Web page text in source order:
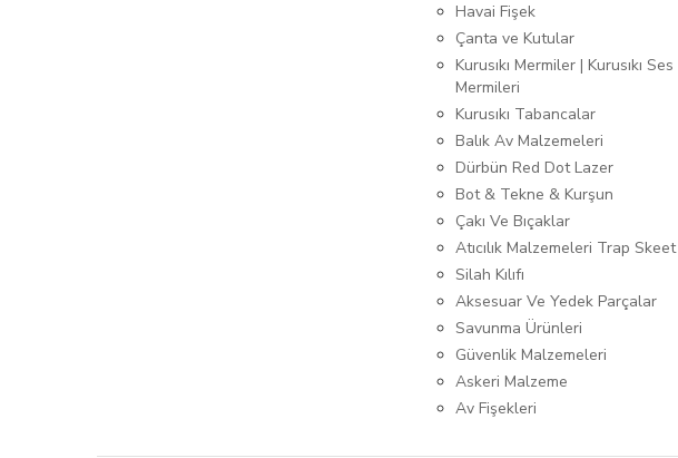
Havai Fişek
Çanta ve Kutular
Kurusıkı Mermiler | Kurusıkı Ses
Mermileri
Kurusıkı Tabancalar
Balık Av Malzemeleri
Dürbün Red Dot Lazer
Bot & Tekne & Kurşun
Çakı Ve Bıçaklar
Atıcılık Malzemeleri Trap Skeet
Silah Kılıfı
Aksesuar Ve Yedek Parçalar
Savunma Ürünleri
Güvenlik Malzemeleri
Askeri Malzeme
Av Fişekleri